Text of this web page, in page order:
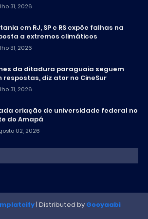
31, 2026
em RJ, SP e RS expõe falhas na
a extremos climáticos
31, 2026
da ditadura paraguaia seguem
respostas, diz ator no CineSur
31, 2026
criação de universidade federal no
do Amapá
02, 2026
| Distributed by Gooyaabi